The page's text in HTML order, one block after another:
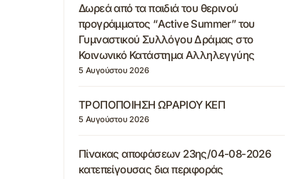
Δωρεά από τα παιδιά του θερινού
προγράμματος “Active Summer” του
Γυμναστικού Συλλόγου Δράμας στο
Κοινωνικό Κατάστημα Αλληλεγγύης
5 Αυγούστου 2026
ΤΡΟΠΟΠΟΙΗΣΗ ΩΡΑΡΙΟΥ ΚΕΠ
5 Αυγούστου 2026
Πίνακας αποφάσεων 23ης/04-08-2026
κατεπείγουσας δια περιφοράς